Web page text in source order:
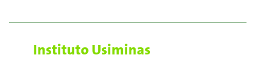
Instituto Usiminas